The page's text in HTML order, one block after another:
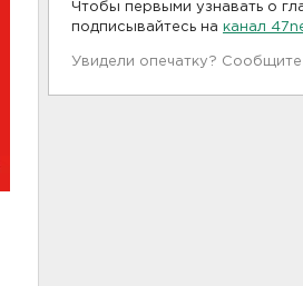
Чтобы первыми узнавать о
подписывайтесь на канал
Увидели опечатку?